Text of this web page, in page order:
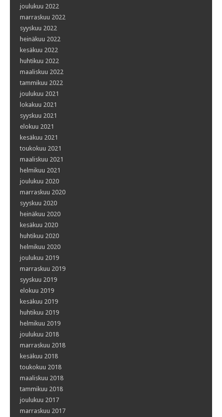
joulukuu 2022
marraskuu 2022
syyskuu 2022
heinäkuu 2022
kesäkuu 2022
huhtikuu 2022
maaliskuu 2022
tammikuu 2022
joulukuu 2021
lokakuu 2021
syyskuu 2021
elokuu 2021
kesäkuu 2021
toukokuu 2021
maaliskuu 2021
helmikuu 2021
joulukuu 2020
marraskuu 2020
syyskuu 2020
heinäkuu 2020
kesäkuu 2020
huhtikuu 2020
helmikuu 2020
joulukuu 2019
marraskuu 2019
syyskuu 2019
elokuu 2019
kesäkuu 2019
huhtikuu 2019
helmikuu 2019
joulukuu 2018
marraskuu 2018
kesäkuu 2018
toukokuu 2018
maaliskuu 2018
tammikuu 2018
joulukuu 2017
marraskuu 2017